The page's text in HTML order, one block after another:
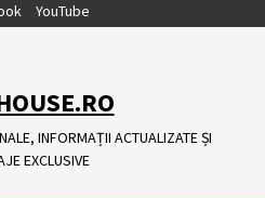
YouTube
INFORMAȚII ACTUALIZATE ȘI
EXCLUSIVE